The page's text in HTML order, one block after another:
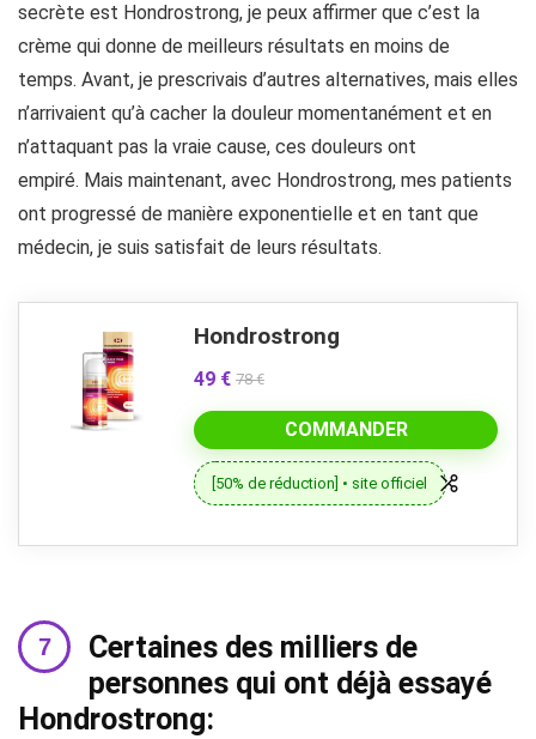
secrète est Hondrostrong, je peux affirmer que c’est la
crème qui donne de meilleurs résultats en moins de
temps. Avant, je prescrivais d’autres alternatives, mais elles
n’arrivaient qu’à cacher la douleur momentanément et en
n’attaquant pas la vraie cause, ces douleurs ont
empiré. Mais maintenant, avec Hondrostrong, mes patients
ont progressé de manière exponentielle et en tant que
médecin, je suis satisfait de leurs résultats.
Hondrostrong
49 € 78 €
COMMANDER
[50% de réduction] • site officiel
Certaines des milliers de
personnes qui ont déjà essayé
Hondrostrong: